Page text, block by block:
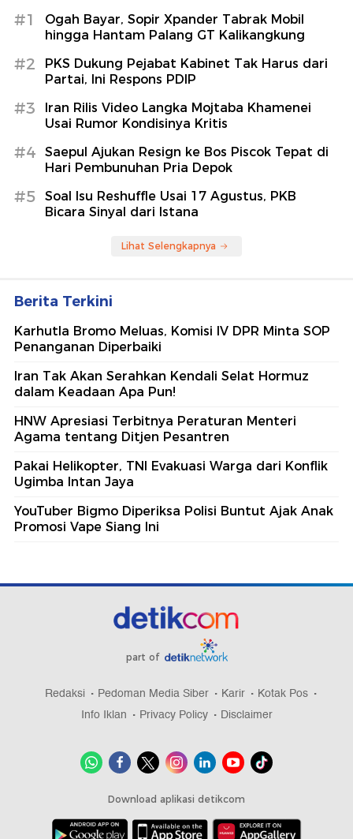
#1
Ogah Bayar, Sopir Xpander Tabrak Mobil
hingga Hantam Palang GT Kalikangkung
#2
PKS Dukung Pejabat Kabinet Tak Harus dari
Partai, Ini Respons PDIP
#3
Iran Rilis Video Langka Mojtaba Khamenei
Usai Rumor Kondisinya Kritis
#4
Saepul Ajukan Resign ke Bos Piscok Tepat di
Hari Pembunuhan Pria Depok
#5
Soal Isu Reshuffle Usai 17 Agustus, PKB
Bicara Sinyal dari Istana
Lihat Selengkapnya
Berita Terkini
Karhutla Bromo Meluas, Komisi IV DPR Minta SOP
Penanganan Diperbaiki
Iran Tak Akan Serahkan Kendali Selat Hormuz
dalam Keadaan Apa Pun!
HNW Apresiasi Terbitnya Peraturan Menteri
Agama tentang Ditjen Pesantren
Pakai Helikopter, TNI Evakuasi Warga dari Konflik
Ugimba Intan Jaya
YouTuber Bigmo Diperiksa Polisi Buntut Ajak Anak
Promosi Vape Siang Ini
part of
Redaksi Pedoman Media Siber Karir
Kotak Pos
Info Iklan
Privacy Policy Disclaimer
Download aplikasi detikcom